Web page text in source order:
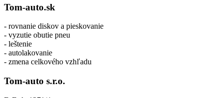
Tom-auto.sk
- rovnanie diskov a pieskovanie
- vyzutie obutie pneu
- leštenie
- autolakovanie
- zmena celkového vzhľadu
Tom-auto s.r.o.